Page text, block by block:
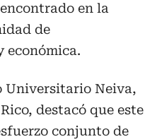
en la
de
económica.
Universitario Neiva,
destacó que este
conjunto de